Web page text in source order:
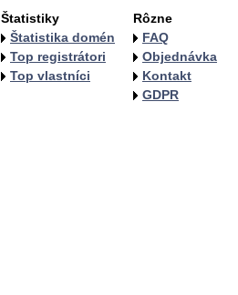
Štatistiky
Štatistika domén
Top registrátori
Top vlastníci
Rôzne
FAQ
Objednávka
Kontakt
GDPR